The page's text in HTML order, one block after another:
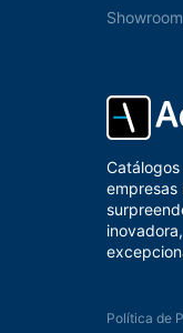
Showroom
empresas
Política de